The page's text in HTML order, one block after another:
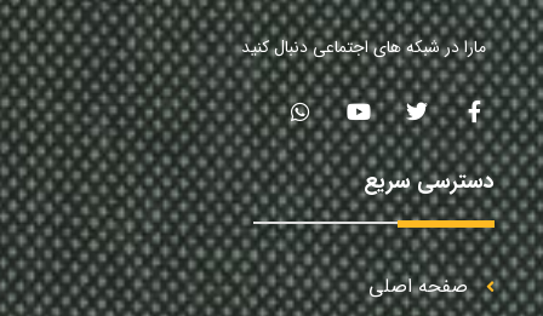
مارا در شبکه های اجتماعی دنبال کنید
دسترسی سریع
صفحه اصلی